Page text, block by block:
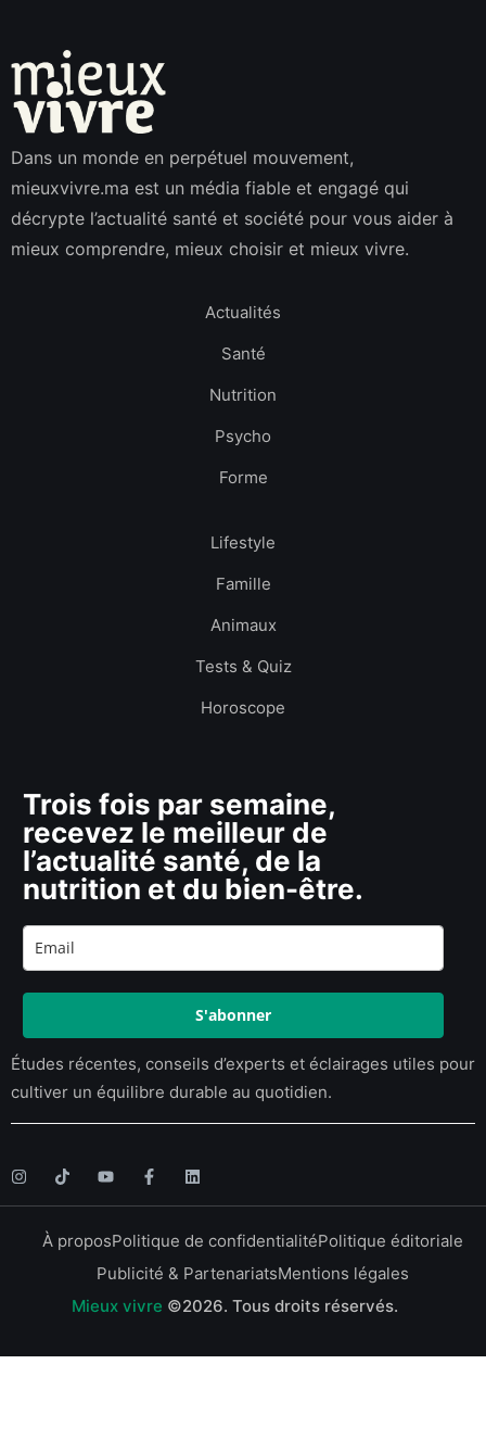
Dans un monde en perpétuel mouvement,
mieuxvivre.ma est un média fiable et engagé qui
décrypte l’actualité santé et société pour vous aider à
mieux comprendre, mieux choisir et mieux vivre.
Actualités
Santé
Nutrition
Psycho
Forme
Lifestyle
Famille
Animaux
Tests & Quiz
Horoscope
Trois fois par semaine,
recevez le meilleur de
l’actualité santé, de la
nutrition et du bien-être.
S'abonner
Études récentes, conseils d’experts et éclairages utiles pour
cultiver un équilibre durable au quotidien.
À proposPolitique de confidentialitéPolitique éditoriale
Publicité & PartenariatsMentions légales
Mieux vivre ©2026. Tous droits réservés.